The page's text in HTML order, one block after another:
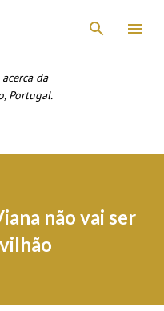
principal
da
Portugal.
não vai ser